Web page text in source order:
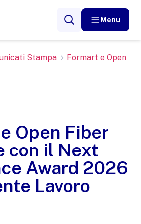
Menu
Stampa Formart e Open
Open Fiber
con il Next
Award 2026
Lavoro